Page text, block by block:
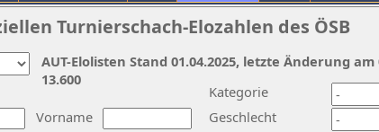
Turnierschach-Elozahlen des ÖSB
Vorname
Kategorie
Geschlecht
AUT-Elolisten Stand 01.04.2025, letzte Änderung
13.600